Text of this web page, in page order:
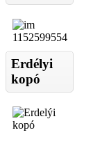
Erdélyi
kopó